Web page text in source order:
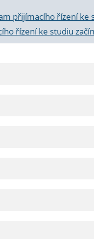
přijímacího řízení
řízení ke studiu